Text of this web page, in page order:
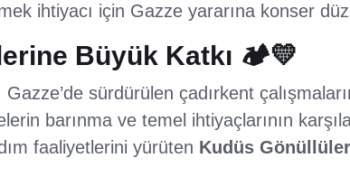
ihtiyacı için Gazze yararına konser
Büyük Katkı 🏕️💛
Gazze’de sürdürülen çadırkent
barınma ve temel ihtiyaçlarının
faaliyetlerini yürüten Kudüs